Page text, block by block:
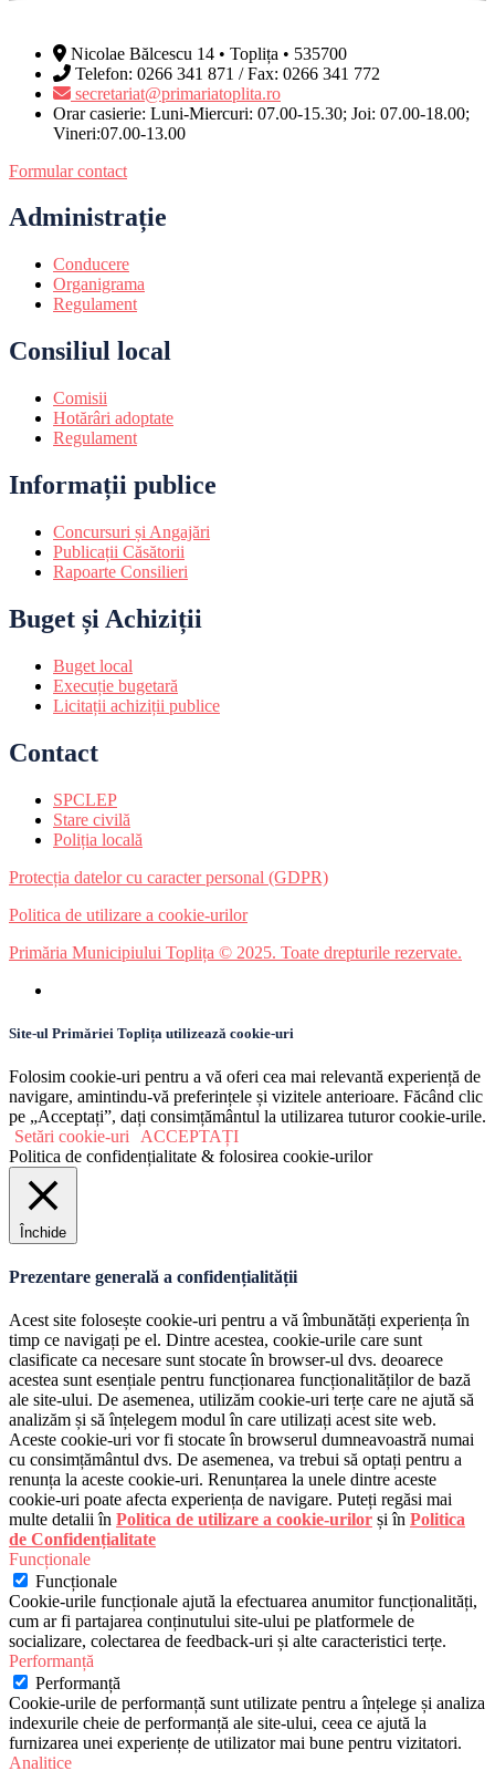
Nicolae Bălcescu 14 • Toplița • 535700
Telefon: 0266 341 871 / Fax: 0266 341 772
secretariat@primariatoplita.ro
Orar casierie: Luni-Miercuri: 07.00-15.30; Joi: 07.00-18.00;
Vineri:07.00-13.00
Formular contact
Administrație
Conducere
Organigrama
Regulament
Consiliul local
Comisii
Hotărâri adoptate
Regulament
Informații publice
Concursuri și Angajări
Publicații Căsătorii
Rapoarte Consilieri
Buget și Achiziții
Buget local
Execuție bugetară
Licitații achiziții publice
Contact
SPCLEP
Stare civilă
Poliția locală
Protecția datelor cu caracter personal (GDPR)
Politica de utilizare a cookie-urilor
Primăria Municipiului Toplița © 2025. Toate drepturile rezervate.
Site-ul Primăriei Toplița utilizează cookie-uri
Folosim cookie-uri pentru a vă oferi cea mai relevantă experiență de
navigare, amintindu-vă preferințele și vizitele anterioare. Făcând clic
pe „Acceptați”, dați consimțământul la utilizarea tuturor cookie-urile.
Setări cookie-uri
ACCEPTAȚI
Politica de confidențialitate & folosirea cookie-urilor
Închide
Prezentare generală a confidențialității
Acest site folosește cookie-uri pentru a vă îmbunătăți experiența în
timp ce navigați pe el. Dintre acestea, cookie-urile care sunt
clasificate ca necesare sunt stocate în browser-ul dvs. deoarece
acestea sunt esențiale pentru funcționarea funcționalităților de bază
ale site-ului. De asemenea, utilizăm cookie-uri terțe care ne ajută să
analizăm și să înțelegem modul în care utilizați acest site web.
Aceste cookie-uri vor fi stocate în browserul dumneavoastră numai
cu consimțământul dvs. De asemenea, va trebui să optați pentru a
renunța la aceste cookie-uri. Renunțarea la unele dintre aceste
cookie-uri poate afecta experiența de navigare. Puteți regăsi mai
multe detalii în Politica de utilizare a cookie-urilor și în Politica
de Confidențialitate
Funcționale
Funcționale
Cookie-urile funcționale ajută la efectuarea anumitor funcționalități,
cum ar fi partajarea conținutului site-ului pe platformele de
socializare, colectarea de feedback-uri și alte caracteristici terțe.
Performanță
Performanță
Cookie-urile de performanță sunt utilizate pentru a înțelege și analiza
indexurile cheie de performanță ale site-ului, ceea ce ajută la
furnizarea unei experiențe de utilizator mai bune pentru vizitatori.
Analitice